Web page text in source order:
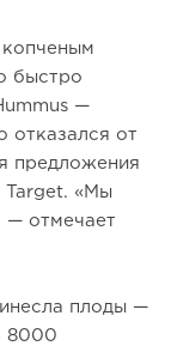
быстро
—
отказался от
предложения
Target. «Мы
— отмечает
плоды —
8000